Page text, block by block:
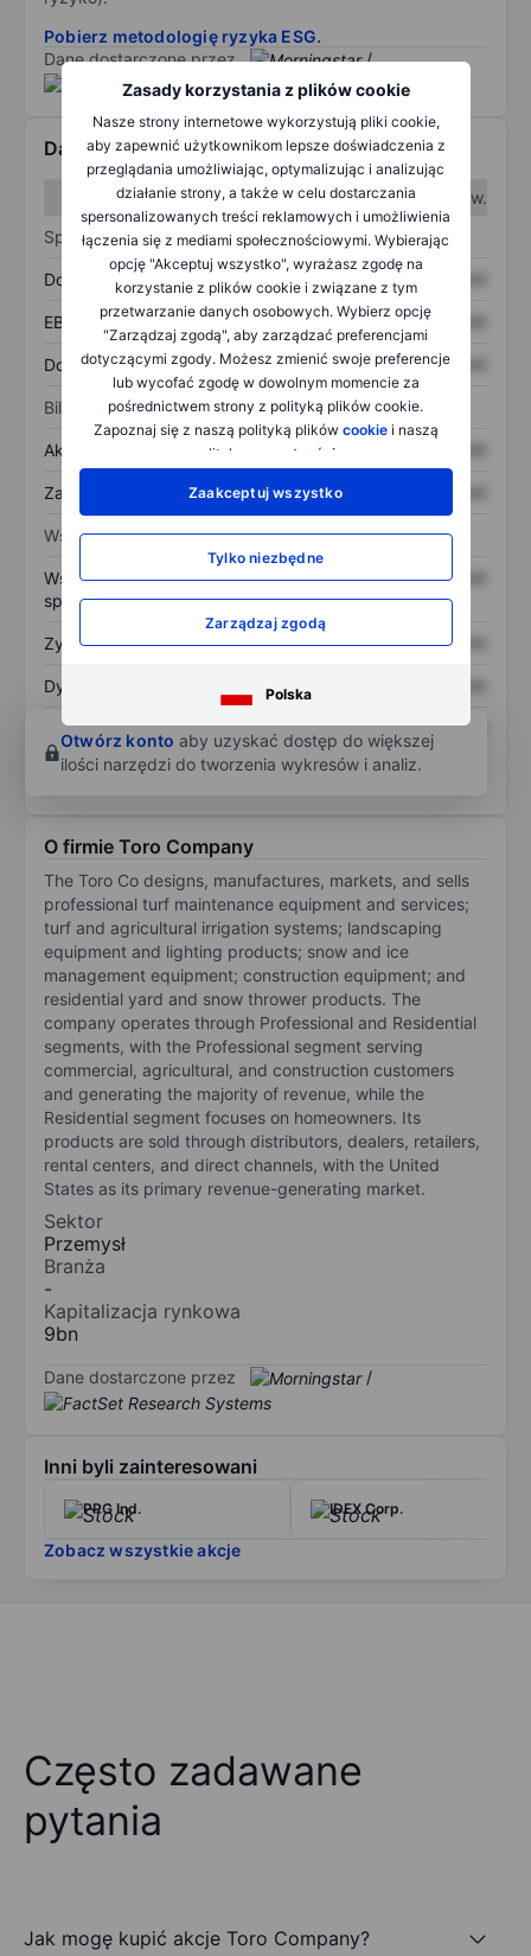
Zasady korzystania z plików cookie
Nasze strony internetowe wykorzystują pliki cookie,
aby zapewnić użytkownikom lepsze doświadczenia z
przeglądania umożliwiając, optymalizując i analizując
działanie strony, a także w celu dostarczania
spersonalizowanych treści reklamowych i umożliwienia
łączenia się z mediami społecznościowymi. Wybierając
opcję "Akceptuj wszystko", wyrażasz zgodę na
korzystanie z plików cookie i związane z tym
przetwarzanie danych osobowych. Wybierz opcję
"Zarządzaj zgodą", aby zarządzać preferencjami
dotyczącymi zgody. Możesz zmienić swoje preferencje
lub wycofać zgodę w dowolnym momencie za
pośrednictwem strony z polityką plików cookie.
Zapoznaj się z naszą polityką plików cookiei naszą
polityką
prywatności
Zaakceptuj wszystko
Tylko niezbędne
Zarządzaj zgodą
Polska
Pobierz metodologię ryzyka ESG.
Dane dostarczone przez
/
Dane finansowe
W I kw.
W II kw.
Sprawozdanie z zysków
Dochód XXXXXXX
EBITDA XXXXXXX XXXXXXX
Dochód netto XXXXXXX XXXXXXX
Bilans
Aktywa ogółem XXXXXXX
Zadłużenie ogółem XXXXXXX
Wskaźniki
Współczynnik cena do
sprzedaży
XXXXXXX XXXXXXX
Zysk na akcję XXXXXXX XXXXXXX
Dywidenda na akcję XXXXXXX
Zwrot z kapitału
własnego
XXXXXXX XXXXXXX
Otwórz konto aby uzyskać dostęp do większej
ilości narzędzi do tworzenia wykresów i analiz.
O firmie Toro Company
The Toro Co designs, manufactures, markets, and sells
professional turf maintenance equipment and services;
turf and agricultural irrigation systems; landscaping
equipment and lighting products; snow and ice
management equipment; construction equipment; and
residential yard and snow thrower products. The
company operates through Professional and Residential
segments, with the Professional segment serving
commercial, agricultural, and construction customers
and generating the majority of revenue, while the
Residential segment focuses on homeowners. Its
products are sold through distributors, dealers, retailers,
rental centers, and direct channels, with the United
States as its primary revenue-generating market.
Sektor
Przemysł
Branża
-
Kapitalizacja rynkowa
9bn
Dane dostarczone przez /
Inni byli zainteresowani
PPG Ind. IDEX Corp.
Zobacz wszystkie akcje
Często zadawane
pytania
Jak mogę kupić akcje Toro Company?